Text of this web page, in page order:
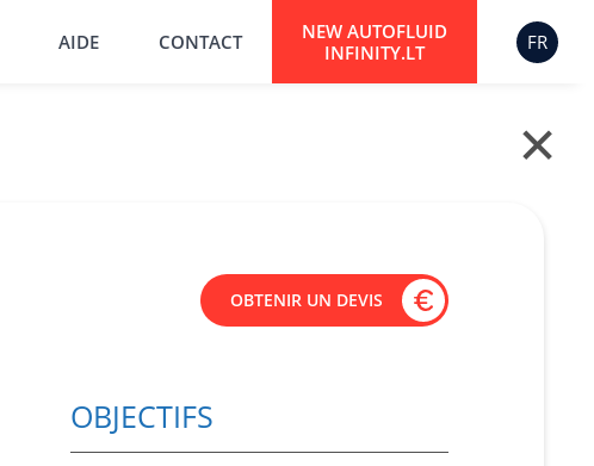
AIDE CONTACT
NEW AUTOFLUID
INFINITY.LT
FR
✕
OBTENIR UN DEVIS
OBJECTIFS